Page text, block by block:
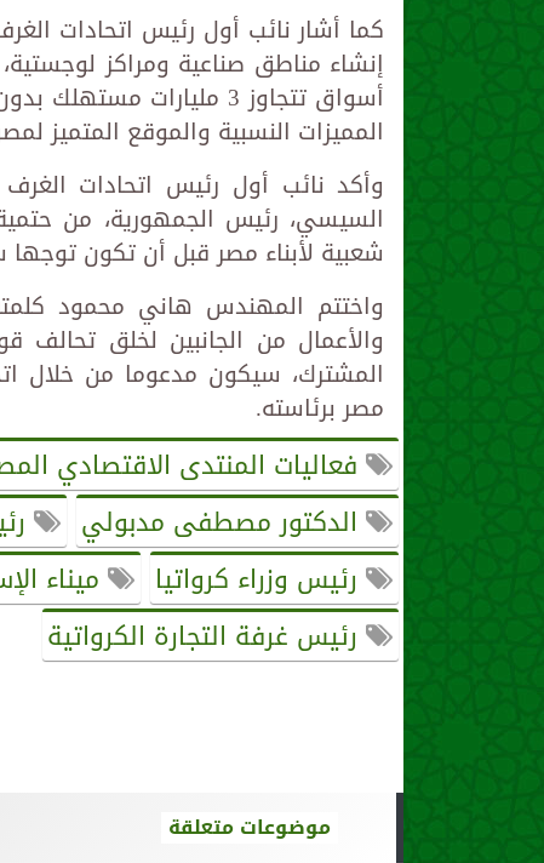
كما أشار نائب أول رئيس اتحادات
إنشاء مناطق صناعية ومراكز
أسواق تتجاوز 3 مليارات
المميزات النسبية والموقع المتميز
وأكد نائب أول رئيس اتحادات
السيسي، رئيس الجمهورية، من
شعبية لأبناء مصر قبل أن تكون
واختتم المهندس هاني محمود
والأعمال من الجانبين لخلق تحالف
المشترك، سيكون مدعوما من خلال
مصر برئاسته.
فعاليات المنتدى الاقتصادي
الدكتور مصطفى مدبولي
رئيس وزراء كرواتيا
ميناء
رئيس غرفة التجارة الكرواتية
موضوعات متعلقة